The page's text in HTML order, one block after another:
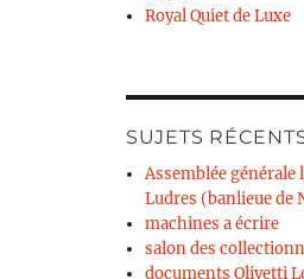
Royal Quiet de Luxe
SUJETS
Assemblée générale
Ludres (banlieue de
machines a écrire
salon des
documents Olivetti